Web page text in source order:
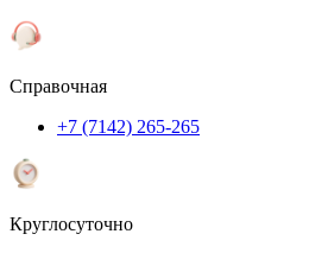
Справочная
+7 (7142) 265-265
Круглосуточно